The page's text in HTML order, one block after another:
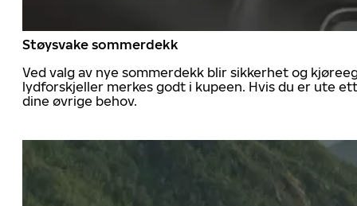
Støysvake sommerdekk
Ved valg av nye sommerdekk blir sikkerhet og
lydforskjeller merkes godt i kupeen. Hvis du er ute
dine øvrige behov.